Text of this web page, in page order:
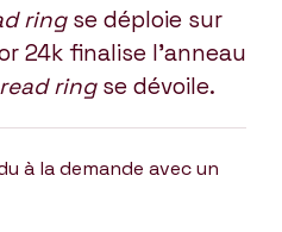
ringse déploie sur
24k finalise l’anneau
ringse dévoile.
à la demande avec un